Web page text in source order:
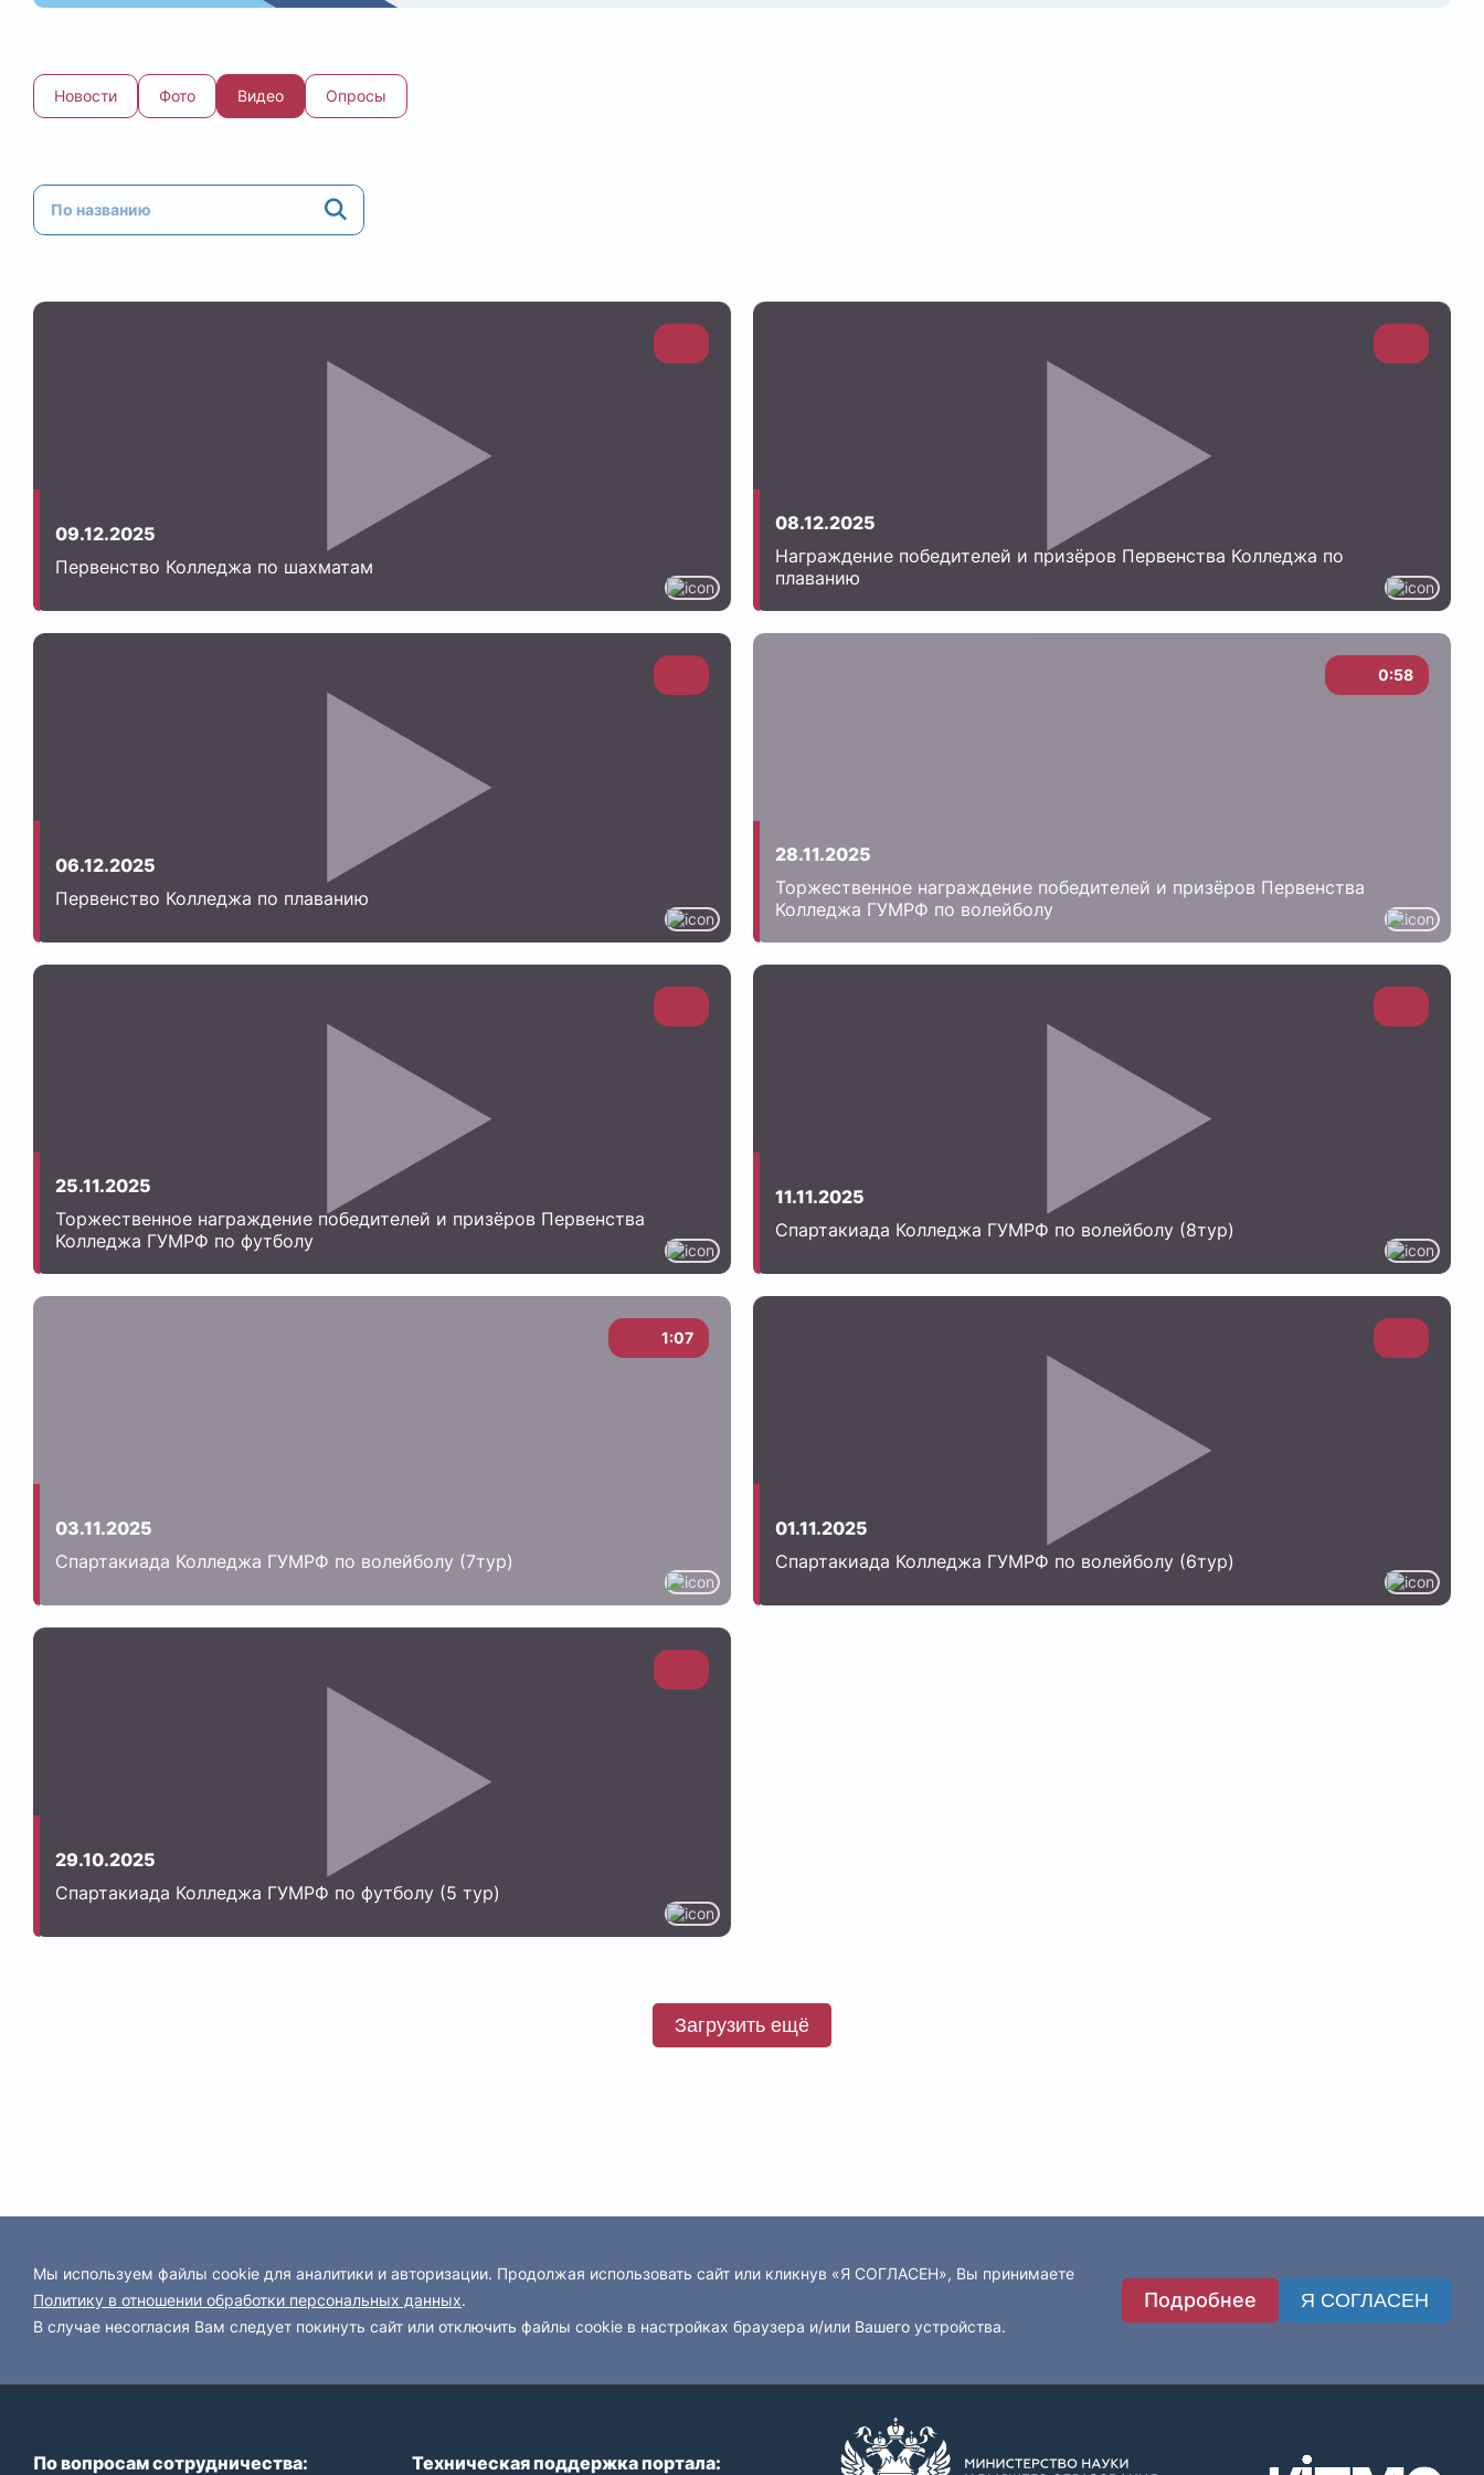
Новости Фото Видео Опросы
09.12.2025
Первенство Колледжа по шахматам
08.12.2025
Награждение победителей и призёров Первенства Колледжа по
плаванию
06.12.2025
Первенство Колледжа по плаванию
28.11.2025
Торжественное награждение победителей и призёров Первенства
Колледжа ГУМРФ по волейболу
0:58
25.11.2025
Торжественное награждение победителей и призёров Первенства
Колледжа ГУМРФ по футболу
11.11.2025
Спартакиада Колледжа ГУМРФ по волейболу (8тур)
03.11.2025
Спартакиада Колледжа ГУМРФ по волейболу (7тур)
1:07
01.11.2025
Спартакиада Колледжа ГУМРФ по волейболу (6тур)
29.10.2025
Спартакиада Колледжа ГУМРФ по футболу (5 тур)
Загрузить ещё
Мы используем файлы cookie для аналитики и авторизации. Продолжая использовать сайт или кликнув «Я СОГЛАСЕН», Вы принимаете
Политику в отношении обработки персональных данных.
В случае несогласия Вам следует покинуть сайт или отключить файлы cookie в настройках браузера и/или Вашего устройства.
Подробнее Я СОГЛАСЕН
По вопросам сотрудничества: Техническая поддержка портала: